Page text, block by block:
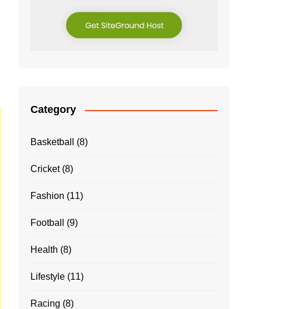
Category
Basketball (8)
Cricket(8)
Fashion (11)
Football (9)
Health (8)
Lifestyle (11)
Racing (8)